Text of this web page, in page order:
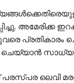
അമേരിക്ക
പ്രതികാരം
ചെയ്യാൻ
ലെവി